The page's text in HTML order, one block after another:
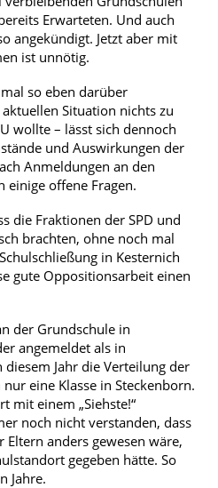
Erwarteten. Und auch
angekündigt. Jetzt aber mit
ist unnötig.
so eben darüber
Situation nichts zu
wollte – lässt sich dennoch
und Auswirkungen der
Anmeldungen an den
einige offene Fragen.
die Fraktionen der SPD und
brachten, ohne noch mal
in Kesternich
gute Oppositionsarbeit einen
der Grundschule in
angemeldet als in
Jahr die Verteilung der
eine Klasse in Steckenborn.
mit einem „Siehste!“
noch nicht verstanden, dass
anders gewesen wäre,
gegeben hätte. So
Jahre.